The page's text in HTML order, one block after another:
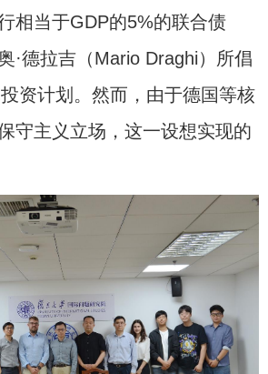
相当于GDP的5%的联合债
·德拉吉（Mario Draghi）所倡
资计划。然而，由于德国等核
守主义立场，这一设想实现的